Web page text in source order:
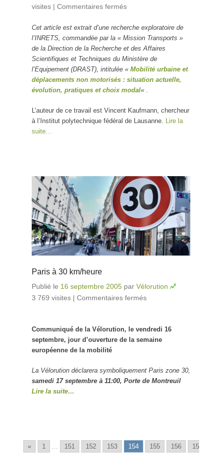
visites | Commentaires fermés
Cet article est extrait d’une recherche exploratoire de
l’INRETS, commandée par la « Mission Transports »
de la Direction de la Recherche et des Affaires
Scientifiques et Techniques du Ministère de
l’Equipement (DRAST), intitulée « Mobilité urbaine et
déplacements non motorisés : situation actuelle,
évolution, pratiques et choix modal« .
L’auteur de ce travail est Vincent Kaufmann, chercheur
à l’Institut polytechnique fédéral de Lausanne. Lire la
suite…
Paris à 30 km/heure
Publié le 16 septembre 2005 par Vélorution
3 769 visites | Commentaires fermés
Communiqué de la Vélorution, le vendredi 16
septembre, jour d’ouverture de la semaine
européenne de la mobilité
La Vélorution déclarera symboliquement Paris zone 30,
samedi 17 septembre à 11:00, Porte de Montreuil
Lire la suite…
« 1 ... 151 152 153 154 155 156 15